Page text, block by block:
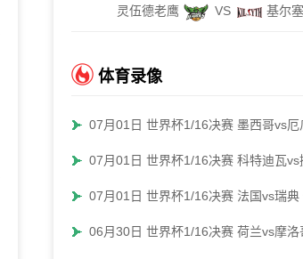
灵伍德老鹰
VS 基尔
体育录像
07月01日 世界杯1/16决赛 墨西哥vs厄
07月01日 世界杯1/16决赛 科特迪瓦vs
07月01日 世界杯1/16决赛 法国vs瑞典
06月30日 世界杯1/16决赛 荷兰vs摩洛